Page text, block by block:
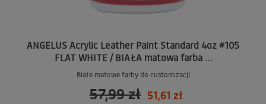
ANGELUS Acrylic Leather Paint Standard 4oz #105
FLAT WHITE / BIAŁA matowa farba ...
Białe matowe farby do customizacji
57,99 zł 51,61 zł